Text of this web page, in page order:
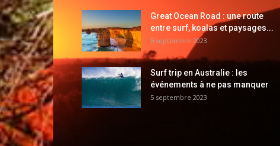
Great Ocean Road : une route
entre surf, koalas et paysages...
5 septembre 2023
Surf trip en Australie : les
événements à ne pas manquer
5 septembre 2023